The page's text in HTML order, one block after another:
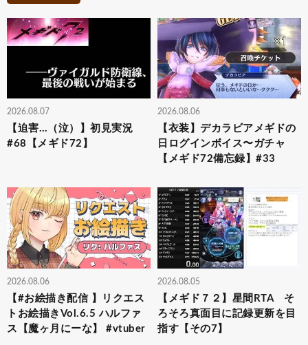
2026.08.07
【迫害…（泣）】初見実況
#68【メギド72】
2026.08.06
【衣装】デカラビアメギドの
日ログインボイス〜ガチャ
【メギド72備忘録】#33
2026.08.06
【#お絵描き配信 】リクエス
トお絵描きVol.6.5 ハルファ
ス【魔ヶ月にーな】 #vtuber
2026.08.05
【メギド７２】星間RTA そ
ろそろ真面目に記録更新を目
指す【その7】